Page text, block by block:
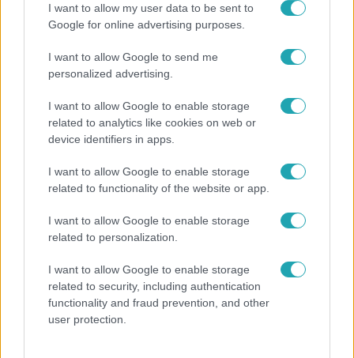
I want to allow my user data to be sent to
Google for online advertising purposes.
I want to allow Google to send me
personalized advertising.
I want to allow Google to enable storage
related to analytics like cookies on web or
device identifiers in apps.
I want to allow Google to enable storage
related to functionality of the website or app.
I want to allow Google to enable storage
related to personalization.
I want to allow Google to enable storage
related to security, including authentication
functionality and fraud prevention, and other
user protection.
kombájnba csapódott a repülő
Métereken múlt, hogy nem egy kombájnba csapódott egy
vitorlázórepülő a Bács-Kiskun megyei Apostagnál tegnap.
A gép egy gabonaföldre zuhant, a pilóta súlyosan
munkagépük tetejét érintve csapódott a földbe. Ők hívtak
segítséget a pilótához, aki súlyosan megsérült.